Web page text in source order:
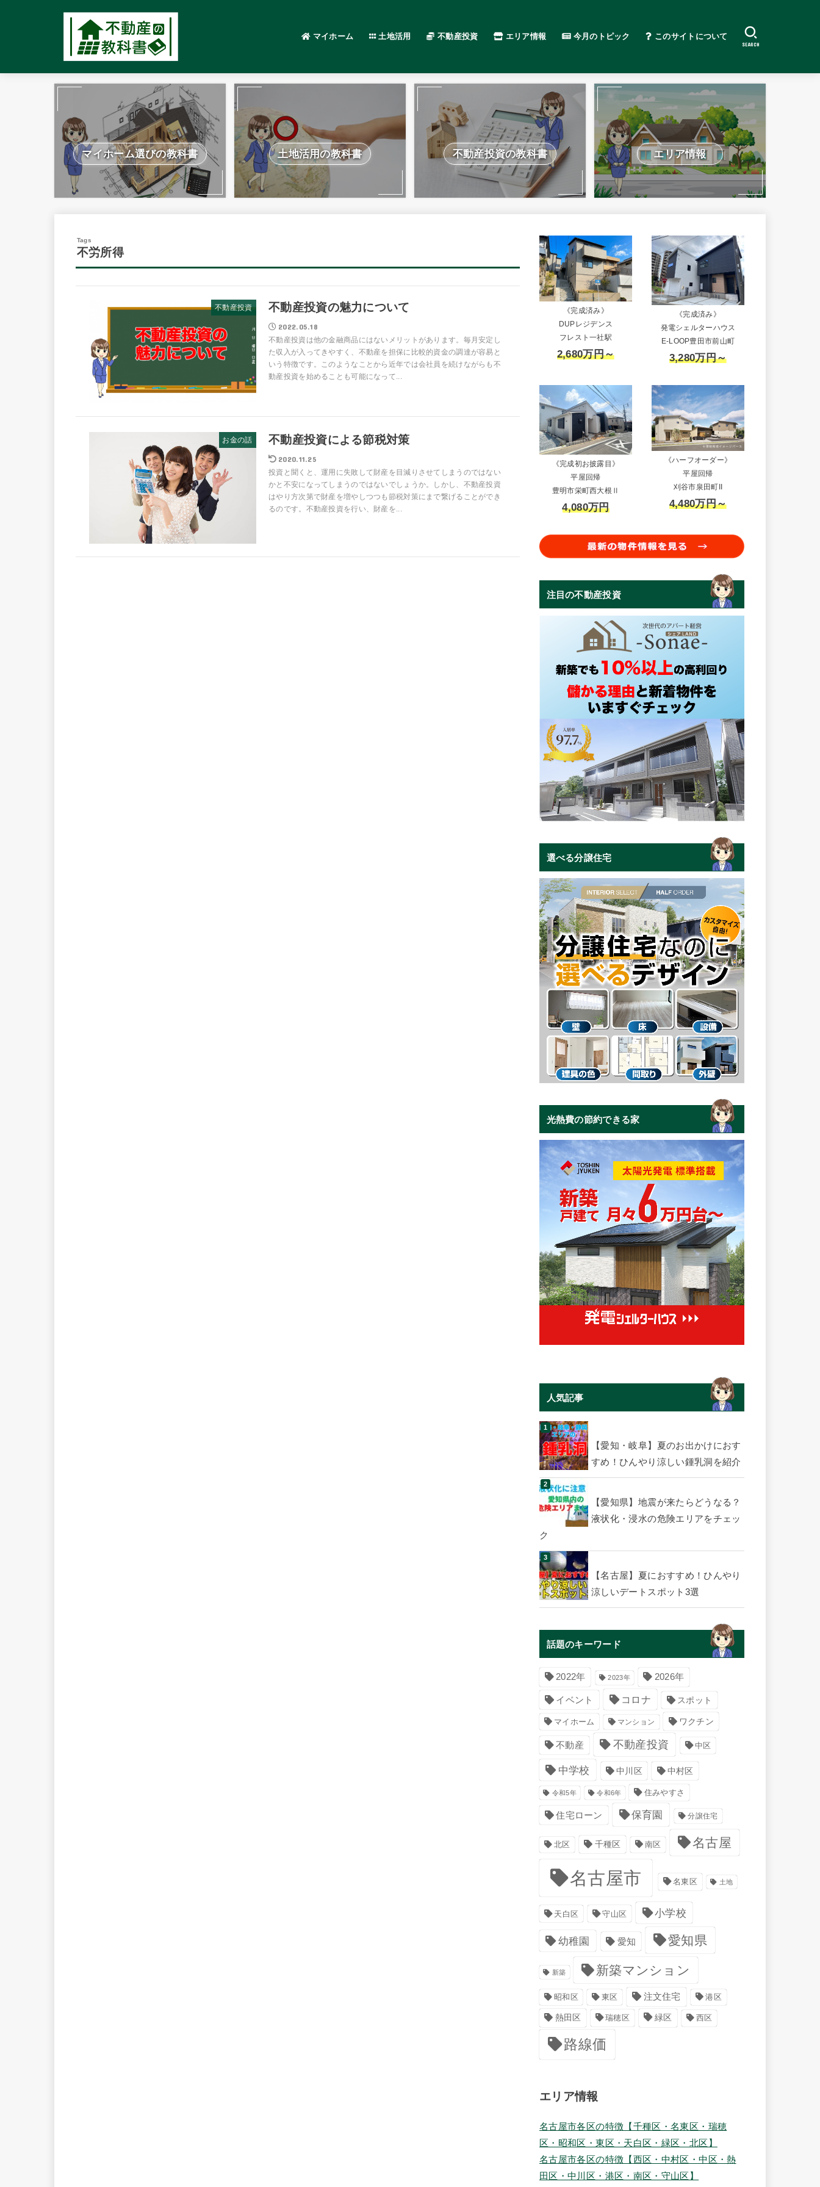
マイホーム 土地活用 不動産投資 エリア情報 今月のトピック このサイトについて
SEARCH
マイホーム選びの教科書 土地活用の教科書 不動産投資の教科書 エリア情報
不労所得
不動産投資 不動産投資の魅力について
2022.05.18
不動産投資は他の金融商品にはないメリットがあります。毎月安定し
た収入が入ってきやすく、不動産を担保に比較的資金の調達が容易と
いう特徴です。このようなことから近年では会社員を続けながらも不
動産投資を始めることも可能になって...
お金の話 不動産投資による節税対策
2020.11.25
投資と聞くと、運用に失敗して財産を目減りさせてしまうのではない
かと不安になってしまうのではないでしょうか。しかし、不動産投資
はやり方次第で財産を増やしつつも節税対策にまで繋げることができ
るのです。不動産投資を行い、財産を...
《完成済み》
DUPレジデンス
フレスト一社駅
2,680万円～
《完成済み》
発電シェルターハウス
E-LOOP豊田市前山町
3,280万円～
《完成初お披露目》
平屋回帰
豊明市栄町西大根Ⅱ
4,080万円
《ハーフオーダー》
平屋回帰
刈谷市泉田町II
4,480万円～
注目の不動産投資
選べる分譲住宅
光熱費の節約できる家
人気記事
【愛知・岐阜】夏のお出かけにおす
すめ！ひんやり涼しい鍾乳洞を紹介
【愛知県】地震が来たらどうなる？
液状化・浸水の危険エリアをチェッ
ク
【名古屋】夏におすすめ！ひんやり
涼しいデートスポット3選
話題のキーワード
2022年 2023年 2026年
イベント コロナ スポット
マイホーム マンション ワクチン
不動産 不動産投資 中区
中学校 中川区 中村区
令和5年 令和6年 住みやすさ
住宅ローン 保育園 分譲住宅
北区 千種区 南区 名古屋
名古屋市 名東区 土地
天白区 守山区 小学校
幼稚園 愛知 愛知県
新築 新築マンション
昭和区 東区 注文住宅 港区
熱田区 瑞穂区 緑区 西区
路線価
エリア情報
名古屋市各区の特徴【千種区・名東区・瑞穂
区・昭和区・東区・天白区・緑区・北区】
名古屋市各区の特徴【西区・中村区・中区・熱
田区・中川区・港区・南区・守山区】